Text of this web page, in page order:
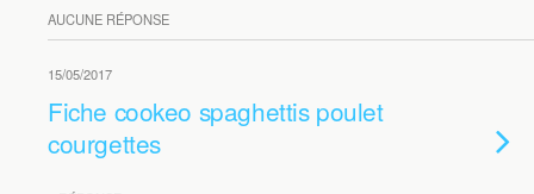
AUCUNE RÉPONSE
15/05/2017
Fiche cookeo spaghettis poulet
courgettes